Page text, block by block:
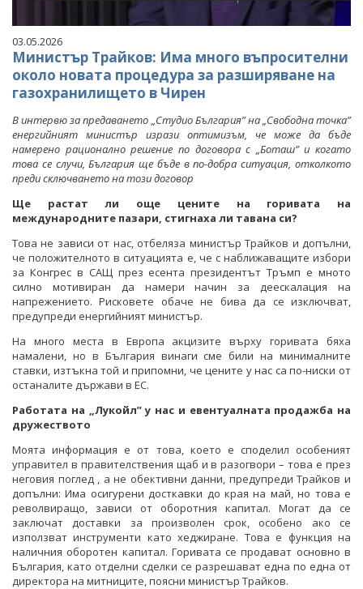
03.05.2026
Министър Трайков: Има много въпросителни
около новата процедура за разширяване на
газохранилището в Чирен
В интервю за предаването „Студио България” на „Свободна точка”
енергийният министър изрази оптимизъм, че може да бъде
намерено рационално решение по договора с „Боташ” и когато
това се случи, България ще бъде в по-добра ситуация, отколкото
преди сключването на този договор
Ще растат ли още цените на горивата на
международните пазари, стигнаха ли тавана си?
Това не зависи от нас, отбеляза министър Трайков и допълни,
че положителното в ситуацията е, че с наближаващите избори
за Конгрес в САЩ през есента президентът Тръмп е мното
силно мотивиран да намери начин за деескалация на
напрежението. Рисковете обаче не бива да се изключват,
предупреди енергийният министър.
На много места в Европа акцизите върху горивата бяха
намалени, но в България винаги сме били на минималните
ставки, изтъкна той и припомни, че цените у нас са по-ниски от
останалите държави в ЕС.
Работата на „Лукойл” у нас и евентуалната продажба на
дружеството
Моята информация е от това, което е споделил особеният
управител в правителствения щаб и в разогвори – това е през
неговия поглед , а не обективни данни, предупреди Трайков и
допълни: Има осигурени досткавки до края на май, но това е
револвиращо, зависи от оборотния капитал. Могат да се
заключат доставки за произволен срок, особено ако се
използват инструменти като хеджиране. Това е функция на
наличния оборотен капитал. Горивата се продават основно в
България, като отделни сделки се разрешават една по една от
директора на митниците, поясни министър Трайков.